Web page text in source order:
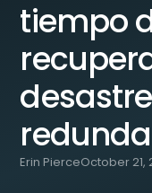
tiempo
Erin PierceOctober 21,